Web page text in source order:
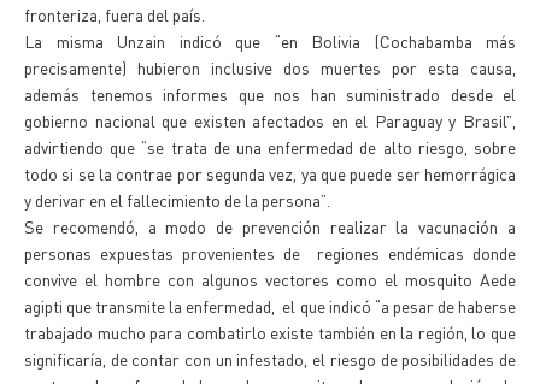
fronteriza, fuera del país.
La misma Unzain indicó que “en Bolivia (Cochabamba más
precisamente) hubieron inclusive dos muertes por esta causa,
además tenemos informes que nos han suministrado desde el
gobierno nacional que existen afectados en el Paraguay y Brasil”,
advirtiendo que “se trata de una enfermedad de alto riesgo, sobre
todo si se la contrae por segunda vez, ya que puede ser hemorrágica
y derivar en el fallecimiento de la persona”.
Se recomendó, a modo de prevención realizar la vacunación a
personas expuestas provenientes de regiones endémicas donde
convive el hombre con algunos vectores como el mosquito Aede
agipti que transmite la enfermedad, el que indicó “a pesar de haberse
trabajado mucho para combatirlo existe también en la región, lo que
significaría, de contar con un infestado, el riesgo de posibilidades de